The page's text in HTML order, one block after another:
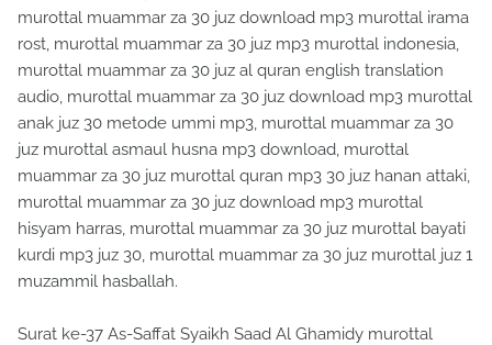
murottal muammar za 30 juz download mp3 murottal irama
rost, murottal muammar za 30 juz mp3 murottal indonesia,
murottal muammar za 30 juz al quran english translation
audio, murottal muammar za 30 juz download mp3 murottal
anak juz 30 metode ummi mp3, murottal muammar za 30
juz murottal asmaul husna mp3 download, murottal
muammar za 30 juz murottal quran mp3 30 juz hanan attaki,
murottal muammar za 30 juz download mp3 murottal
hisyam harras, murottal muammar za 30 juz murottal bayati
kurdi mp3 juz 30, murottal muammar za 30 juz murottal juz 1
muzammil hasballah.
Surat ke-37 As-Saffat Syaikh Saad Al Ghamidy murottal